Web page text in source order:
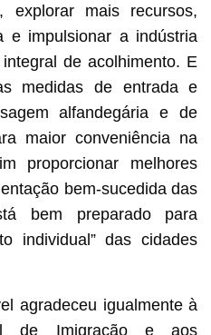
explorar mais recursos,
e impulsionar a indústria
de acolhimento. E
medidas de entrada e
alfandegária e de
maior conveniência na
proporcionar melhores
bem-sucedida das
bem preparado para
individual” das cidades
agradeceu igualmente à
de Imigração e aos